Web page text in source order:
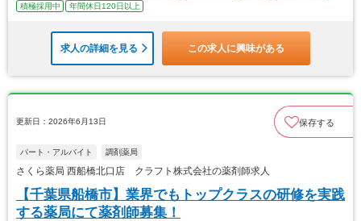
積極採用中
年間休日120日以上
求人の詳細を見る この求人に興味がある
更新日：2026年6月13日 保存する
パート・アルバイト 調剤薬局
さくら薬局 西船橋北口店 クラフト株式会社の薬剤師求人
【千葉県船橋市】業界でもトップクラスの研修を実践
する薬局にて薬剤師募集！